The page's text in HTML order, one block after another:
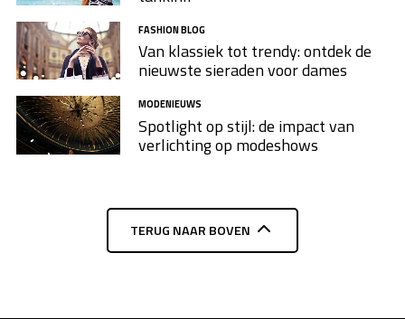
FASHION BLOG
Van klassiek tot trendy: ontdek de
nieuwste sieraden voor dames
MODENIEUWS
Spotlight op stijl: de impact van
verlichting op modeshows
TERUG NAAR BOVEN